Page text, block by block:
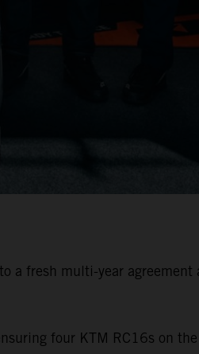
a fresh multi-year
four KTM RC16s on